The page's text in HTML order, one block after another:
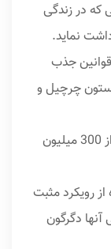
که در زندگی
نماید.
قوانین جذب
چرچیل و
راز در سال 2006 منتشر شد، کتاب و فیلم راز 300 میلیون
از رویکرد مثبت
دگرگون